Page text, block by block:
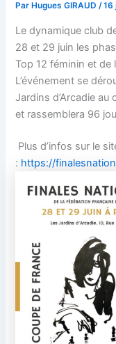
Par Hugues GIRAUD/16
Le dynamique club
28 et 29 juin les
Top 12 féminin et de
L’événement se
Jardins d’Arcadie
et rassemblera 96
Plus d’infos sur le
: https://